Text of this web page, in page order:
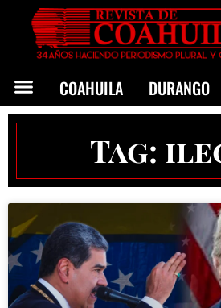
COAHUILA DURANGO
Tag: